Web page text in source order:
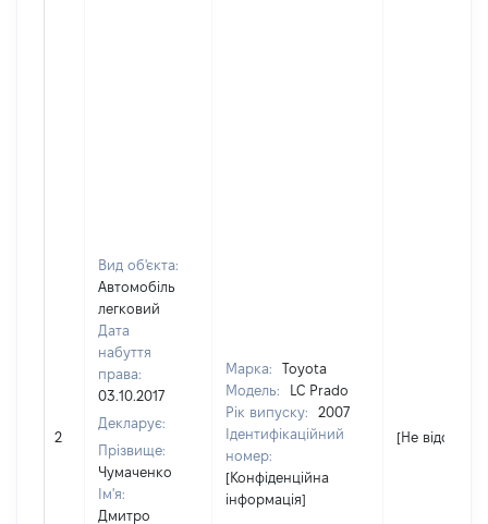
2
Вид об'єкта:
Автомобіль
легковий
Дата
набуття
права:
03.10.2017
Декларує:
Прізвище:
Чумаченко
Ім'я:
Дмитро
Марка:
Toyota
Модель:
LC Prado
Рік випуску:
2007
Ідентифікаційний
номер:
[Конфіденційна
інформація]
[Не відомо]